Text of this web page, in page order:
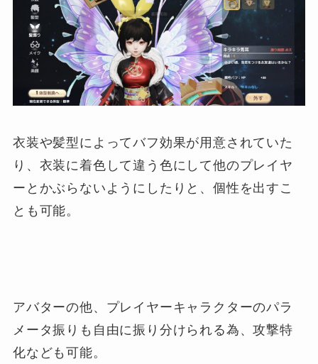
衣装や髪型によってバフ効果が用意されていた
り、衣装に着色して違う色にして他のプレイヤ
ーとかぶらないようにしたりと、個性を出すこ
とも可能。
アバターの他、プレイヤーキャラクターのパラ
メータ振りも自由に振り分けられる為、攻撃特
化なども可能。